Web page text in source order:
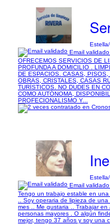
Email validado
OFRECEMOS SERVICIOS DE
PROFUNDA A DOMICILIO .
DE ESPACIOS. CASAS,
OBRAS, CRISTALES, CASAS
TURÍSTICOS. NO DUDES EN
COMO AUTÓNOMA,
PROFECIONALISMO Y...
Email validado
Tengo un trabajo estable en
.. Soy operaria de lipieza de
mes .. Me gustaria .. Trabajar
personas mayores . O algún
mejor, tengo 37 años y soy una